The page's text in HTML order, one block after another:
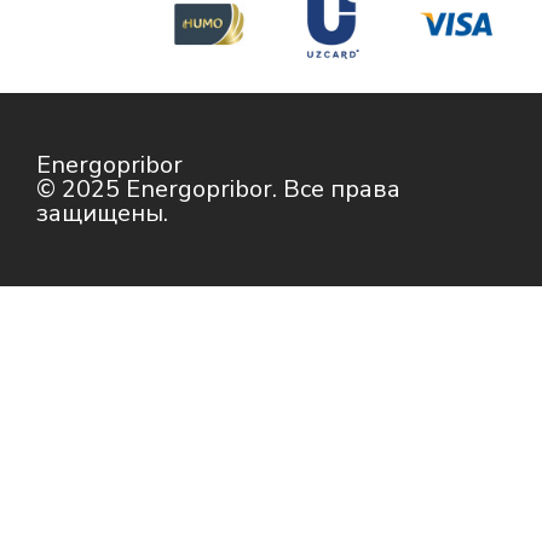
Energopribor
© 2025 Energopribor. Все права
защищены.